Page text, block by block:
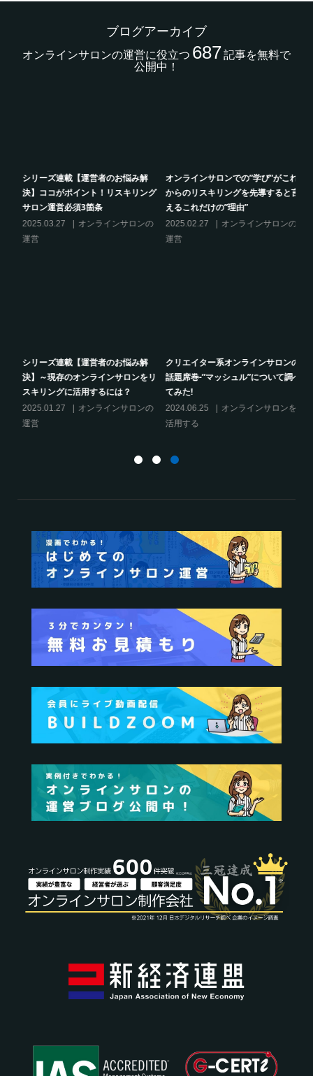
ブログアーカイブ
オンラインサロンの運営に役立つ 687記事を無料で
公開中！
シリーズ連載【運営者のお悩み解
決】ココがポイント！リスキリング
サロン運営必須3箇条
2025.03.27
オンラインサロンの
運営
オンラインサロンでの”学び”がこれ
からのリスキリングを先導すると言
えるこれだけの”理由”
2025.02.27
オンラインサロンの
運営
シリーズ連載【運営者のお悩み解
決】～現存のオンラインサロンをリ
スキリングに活用するには？
2025.01.27
オンラインサロンの
運営
クリエイター系オンラインサロンの
話題席巻-”マッシュル”について調べ
てみた!
2024.06.25
オンラインサロンを
活用する